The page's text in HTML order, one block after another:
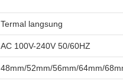
Termal langsung
AC 100V-240V 50/60HZ
48mm/52mm/56mm/64mm/